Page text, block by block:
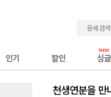
인기 할인 싱글
천생연분을 만